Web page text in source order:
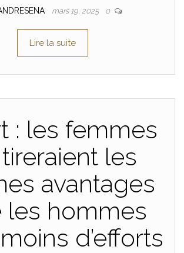
mars 19, 2025 0
Lire la suite
: les femmes
les
avantages
les hommes
d’efforts